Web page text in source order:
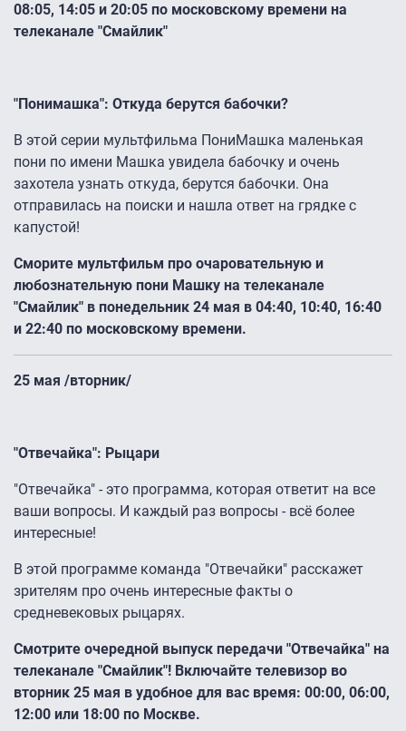
08:05, 14:05 и 20:05 по московскому времени на
телеканале "Смайлик"
"Понимашка": Откуда берутся бабочки?
В этой серии мультфильма ПониМашка маленькая
пони по имени Машка увидела бабочку и очень
захотела узнать откуда, берутся бабочки. Она
отправилась на поиски и нашла ответ на грядке с
капустой!
Сморите мультфильм про очаровательную и
любознательную пони Машку на телеканале
"Смайлик" в понедельник 24 мая в 04:40, 10:40, 16:40
и 22:40 по московскому времени.
25 мая /вторник/
"Отвечайка": Рыцари
"Отвечайка" - это программа, которая ответит на все
ваши вопросы. И каждый раз вопросы - всё более
интересные!
В этой программе команда "Отвечайки" расскажет
зрителям про очень интересные факты о
средневековых рыцарях.
Смотрите очередной выпуск передачи "Отвечайка" на
телеканале "Смайлик"! Включайте телевизор во
вторник 25 мая в удобное для вас время: 00:00, 06:00,
12:00 или 18:00 по Москве.